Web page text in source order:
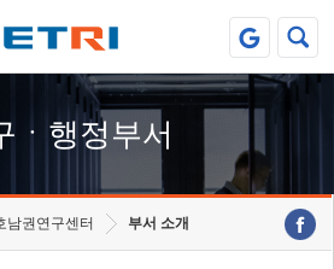
ㆍ행정부서
남권연구센터 부서 소개